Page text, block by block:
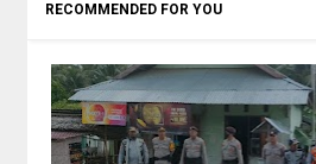
RECOMMENDED FOR YOU